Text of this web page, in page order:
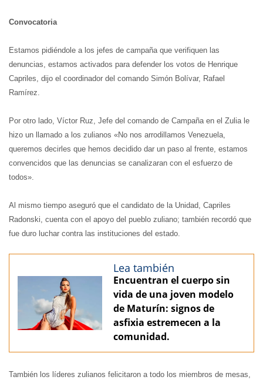
Convocatoria
Estamos pidiéndole a los jefes de campaña que verifiquen las
denuncias, estamos activados para defender los votos de Henrique
Capriles, dijo el coordinador del comando Simón Bolívar, Rafael
Ramírez.
Por otro lado, Víctor Ruz, Jefe del comando de Campaña en el Zulia le
hizo un llamado a los zulianos «No nos arrodillamos Venezuela,
queremos decirles que hemos decidido dar un paso al frente, estamos
convencidos que las denuncias se canalizaran con el esfuerzo de
todos».
Al mismo tiempo aseguró que el candidato de la Unidad, Capriles
Radonski, cuenta con el apoyo del pueblo zuliano; también recordó que
fue duro luchar contra las instituciones del estado.
Lea también
Encuentran el cuerpo sin
vida de una joven modelo
de Maturín: signos de
asfixia estremecen a la
comunidad.
También los líderes zulianos felicitaron a todo los miembros de mesas,